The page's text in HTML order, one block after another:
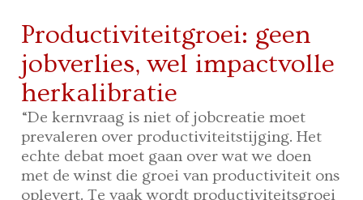
Productiviteitgroei: geen
jobverlies, wel impactvolle
herkalibratie
“De kernvraag is niet of jobcreatie moet
prevaleren over productiviteitstijging. Het
echte debat moet gaan over wat we doen
met de winst die groei van productiviteit ons
oplevert. Te vaak wordt productiviteitsgroei